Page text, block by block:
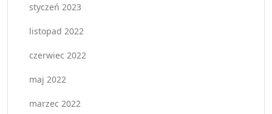
styczeń 2023
listopad 2022
czerwiec 2022
maj 2022
marzec 2022